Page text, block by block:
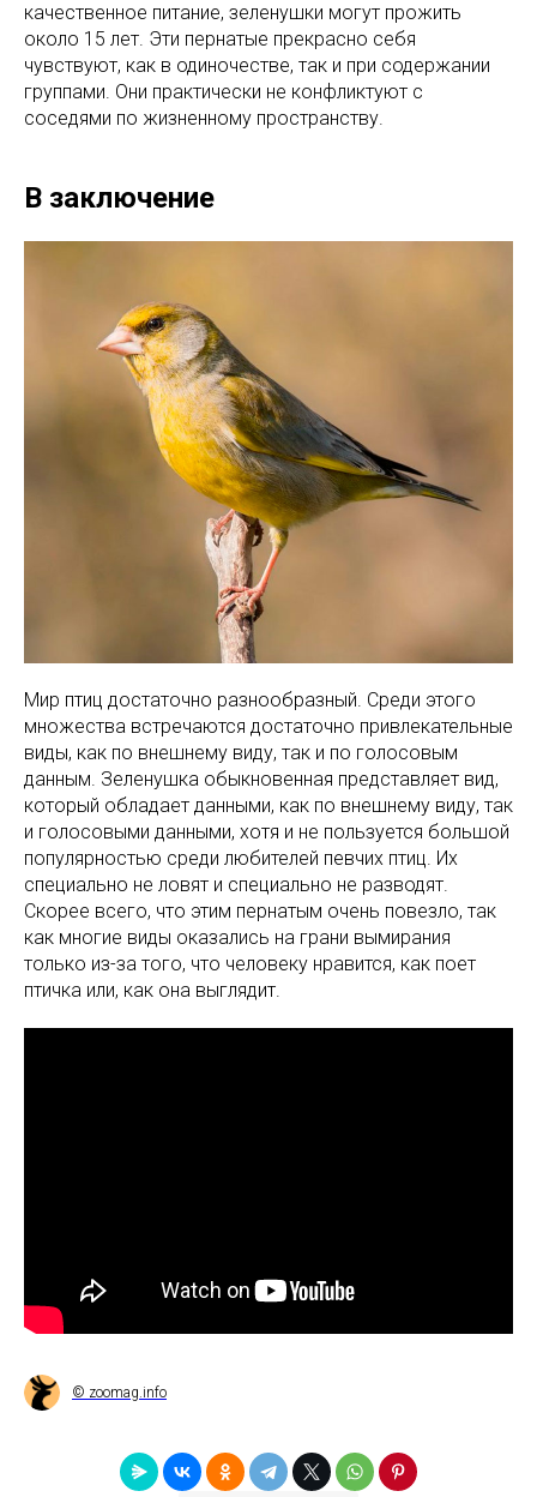
качественное питание, зеленушки могут прожить
около 15 лет. Эти пернатые прекрасно себя
чувствуют, как в одиночестве, так и при содержании
группами. Они практически не конфликтуют с
соседями по жизненному пространству.
В заключение
Мир птиц достаточно разнообразный. Среди этого
множества встречаются достаточно привлекательные
виды, как по внешнему виду, так и по голосовым
данным. Зеленушка обыкновенная представляет вид,
который обладает данными, как по внешнему виду, так
и голосовыми данными, хотя и не пользуется большой
популярностью среди любителей певчих птиц. Их
специально не ловят и специально не разводят.
Скорее всего, что этим пернатым очень повезло, так
как многие виды оказались на грани вымирания
только из-за того, что человеку нравится, как поет
птичка или, как она выглядит.
© zoomag.info